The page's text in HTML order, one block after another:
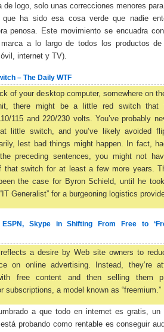
de logo, solo unas correcciones menores
que ha sido esa cosa verde que nadie
penosa. Este movimiento se encuadra
a lo largo de todos los productos de
internet y TV).
– The Daily WTF
of your desktop computer, somewhere on
there might be a little red switch that
115 and 220/230 volts. You’ve probably
little switch, and you’ve likely avoided
lest bad things might happen. In fact,
preceding sentences, you might not
that switch for at least a few more years.
the case for Byron Schield, until he
Generalist” for a burgeoning logistics
Skype in Shifting From Free to
a desire by Web site owners to
on online advertising. Instead, they’re
free content and then selling them
subscriptions, a model known as “freemium.”
a que todo en internet es gratis, un
probando como rentable es conseguir